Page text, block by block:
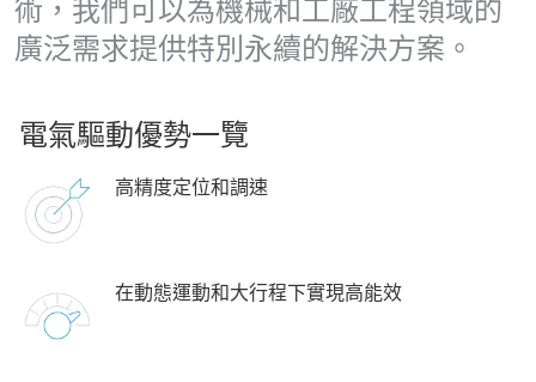
術，我們可以為機械和工廠工程領域的
廣泛需求提供特別永續的解決方案。
電氣驅動優勢一覽
高精度定位和調速
在動態運動和大行程下實現高能效